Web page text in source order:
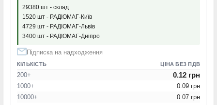
29380 шт - склад
1520 шт - РАДІОМАГ-Київ
4729 шт - РАДІОМАГ-Львів
3400 шт - РАДІОМАГ-Дніпро
Підписка на надходження
КІЛЬКІСТЬ ЦІНА БЕЗ ПДВ
200+ 0.12 грн
1000+
0.09 грн
10000+
0.07 грн